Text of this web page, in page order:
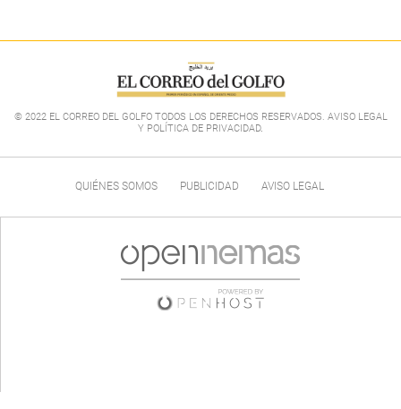
© 2022 EL CORREO DEL GOLFO TODOS LOS DERECHOS RESERVADOS. AVISO LEGAL
Y POLÍTICA DE PRIVACIDAD.
QUIÉNES SOMOS PUBLICIDAD AVISO LEGAL